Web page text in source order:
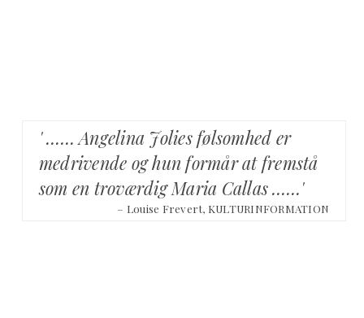
' …… Angelina Jolies følsomhed er
medrivende og hun formår at fremstå
som en troværdig Maria Callas ……'
– Louise Frevert, KULTURINFORMATION